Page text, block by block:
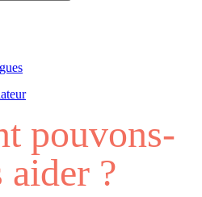
pouvons-
aider ?